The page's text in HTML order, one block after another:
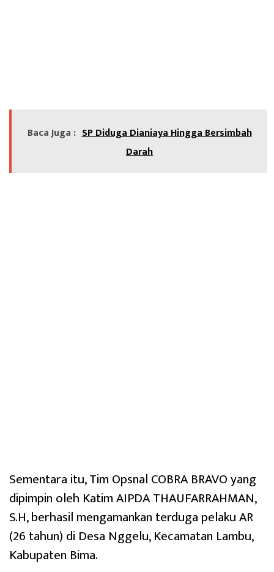
Baca Juga : SP Diduga Dianiaya Hingga Bersimbah
Darah
Sementara itu, Tim Opsnal COBRA BRAVO yang
dipimpin oleh Katim AIPDA THAUFARRAHMAN,
S.H, berhasil mengamankan terduga pelaku AR
(26 tahun) di Desa Nggelu, Kecamatan Lambu,
Kabupaten Bima.